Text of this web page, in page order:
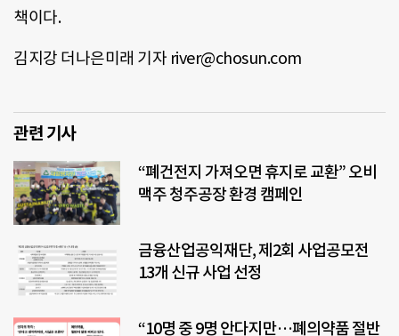
책이다.
김지강 더나은미래 기자 river@chosun.com
관련 기사
“폐건전지 가져오면 휴지로 교환” 오비
맥주 청주공장 환경 캠페인
금융산업공익재단, 제2회 사업공모전
13개 신규 사업 선정
“10명 중 9명 안다지만…폐의약품 절반